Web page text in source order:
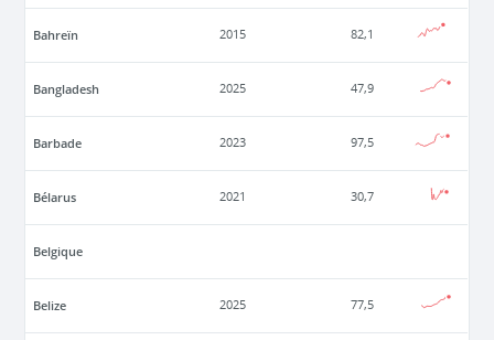
Bahreïn 2015 82,1
Bangladesh 2025 47,9
Barbade 2023 97,5
Bélarus 2021 30,7
Belgique
Belize 2025 77,5